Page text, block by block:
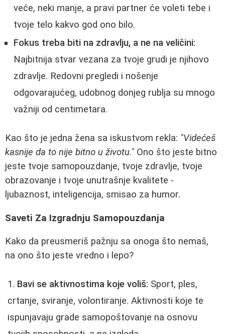
veće, neki manje, a pravi partner će voleti tebe i
tvoje telo kakvo god ono bilo.
Fokus treba biti na zdravlju, a ne na veličini:
Najbitnija stvar vezana za tvoje grudi je njihovo
zdravlje. Redovni pregledi i nošenje
odgovarajućeg, udobnog donjeg rublja su mnogo
važniji od centimetara.
Kao što je jedna žena sa iskustvom rekla: "Videćeš
kasnije da to nije bitno u životu." Ono što jeste bitno
jeste tvoje samopouzdanje, tvoje zdravlje, tvoje
obrazovanje i tvoje unutrašnje kvalitete -
ljubaznost, inteligencija, smisao za humor.
Saveti Za Izgradnju Samopouzdanja
Kako da preusmeriš pažnju sa onoga što nemaš,
na ono što jeste vredno i lepo?
Bavi se aktivnostima koje voliš: Sport, ples,
crtanje, sviranje, volontiranje. Aktivnosti koje te
ispunjavaju grade samopoštovanje na osnovu